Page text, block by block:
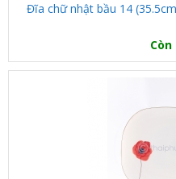
Đĩa chữ nhật bầu 14